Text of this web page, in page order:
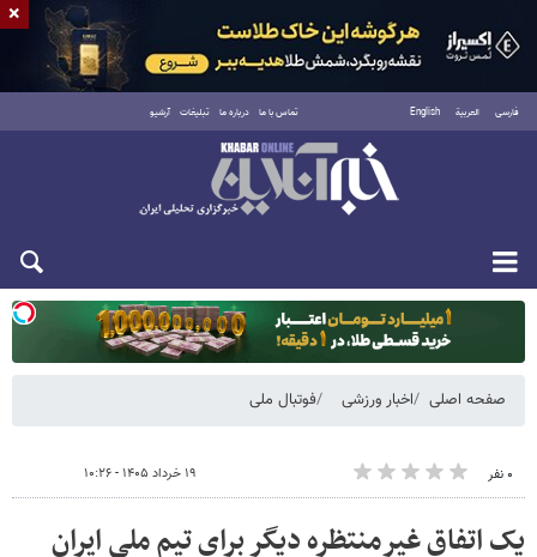
فارسی العربية English تماس با ما درباره ما تبلیغات آرشیو
یکشنبه ۱۸ مرداد ۱۴۰۵
صفحه اصلی اخبار ورزشی فوتبال ملی
۰ نفر ۱۹ خرداد ۱۴۰۵ - ۱۰:۲۶
یک اتفاق غیرمنتظره دیگر برای تیم ملی ایران
×